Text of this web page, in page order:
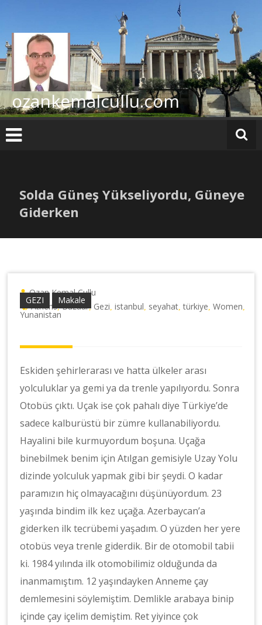
ozankemalcullu.com
Solda Güneş Yükseliyordu, Güneye
Giderken
GEZI Makale
Ozan Kemal Çullu
Athens,Bazaar, Gezi ,istanbul seyahat ,türkiye ,Women
Yunanistan
Eskiden şehirlerarası ve hatta ülkeler arası
yolculuklar ya gemi ya da trenle yapılıyordu. Sonra
Otobüs çıktı. Uçak ise çok pahalı diye Türkiye’de
sadece kalburüstü bir zümre kullanabiliyordu.
Hayalini bile kurmuyordum boşuna. Uçağa
binebilmek benim için Atılgan gemisiyle Uzay Yolu
dizinde yolculuk yapmak gibi bir şeydi. O kadar
paramızın hiç olmayacağını düşünüyordum. 23
yaşında bindim ilk kez uçağa. Azerbaycan’a
giderken ilk tecrübemi yaşadım. O yüzden her yere
otobüs veya trenle giderdik. Bir de otomobil tabii
ki. 1984 yılında ilk otomobilimiz olduğunda da
inanmamıştım. 12 yaşındayken Anneme çay
demlemesini söylemiştim. Demlikle arabaya binip
içinde çay içelim demiştim. Ret yiyince çok